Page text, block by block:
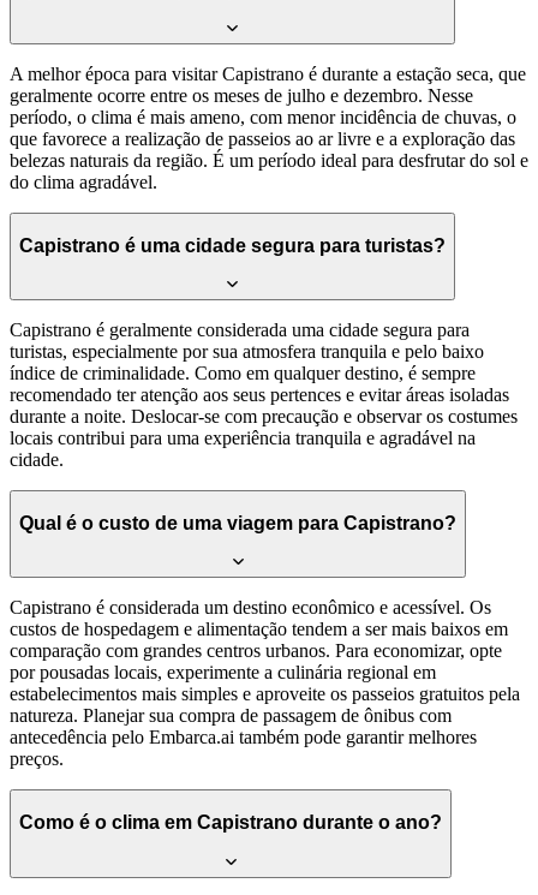
A melhor época para visitar Capistrano é durante a estação seca, que
geralmente ocorre entre os meses de julho e dezembro. Nesse
período, o clima é mais ameno, com menor incidência de chuvas, o
que favorece a realização de passeios ao ar livre e a exploração das
belezas naturais da região. É um período ideal para desfrutar do sol e
do clima agradável.
Capistrano é uma cidade segura para turistas?
Capistrano é geralmente considerada uma cidade segura para
turistas, especialmente por sua atmosfera tranquila e pelo baixo
índice de criminalidade. Como em qualquer destino, é sempre
recomendado ter atenção aos seus pertences e evitar áreas isoladas
durante a noite. Deslocar-se com precaução e observar os costumes
locais contribui para uma experiência tranquila e agradável na
cidade.
Qual é o custo de uma viagem para Capistrano?
Capistrano é considerada um destino econômico e acessível. Os
custos de hospedagem e alimentação tendem a ser mais baixos em
comparação com grandes centros urbanos. Para economizar, opte
por pousadas locais, experimente a culinária regional em
estabelecimentos mais simples e aproveite os passeios gratuitos pela
natureza. Planejar sua compra de passagem de ônibus com
antecedência pelo Embarca.ai também pode garantir melhores
preços.
Como é o clima em Capistrano durante o ano?